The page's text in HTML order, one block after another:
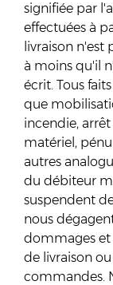
signifiée par
effectuées à
livraison n'est
à moins qu'il
écrit. Tous
que
incendie,
matériel,
autres
du débiteur
suspendent
nous
dommages et
de livraison
commandes.